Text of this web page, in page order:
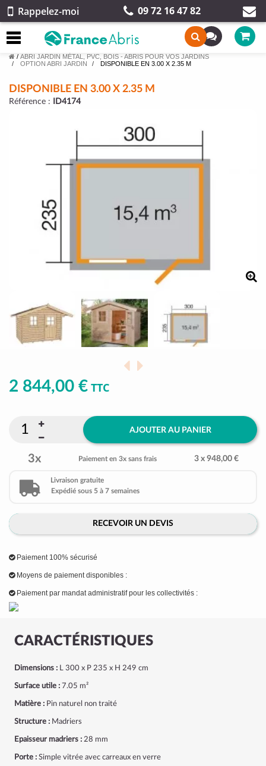
Rappelez-moi 09 72 16 47 82
/ ABRI JARDIN MÉTAL, PVC, BOIS - ABRIS POUR VOS JARDINS
OPTION ABRI JARDIN
DISPONIBLE EN 3.00 X 2.35 M
DISPONIBLE EN 3.00 X 2.35 M
Référence : ID4174
CARACTÉRISTIQUES
Dimensions : L 300 x P 235 x H 249 cm
Surface utile : 7.05 m²
Matière : Pin naturel non traité
Structure : Madriers
Epaisseur madriers : 28 mm
Porte : Simple vitrée avec carreaux en verre
2 844,00 € TTC
AJOUTER AU PANIER
3x Paiement en 3x sans frais 3 x 948,00 €
Livraison gratuite
Expédié sous 5 à 7 semaines
RECEVOIR UN DEVIS
Paiement 100% sécurisé
Moyens de paiement disponibles :
Paiement par mandat administratif pour les collectivités :